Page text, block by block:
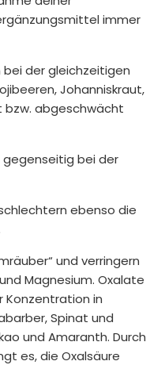
immer
bei der gleichzeitigen
Johanniskraut,
bzw. abgeschwächt
gegenseitig bei der
ebenso die
und verringern
Magnesium. Oxalate
Konzentration in
Spinat und
und Amaranth. Durch
es, die Oxalsäure